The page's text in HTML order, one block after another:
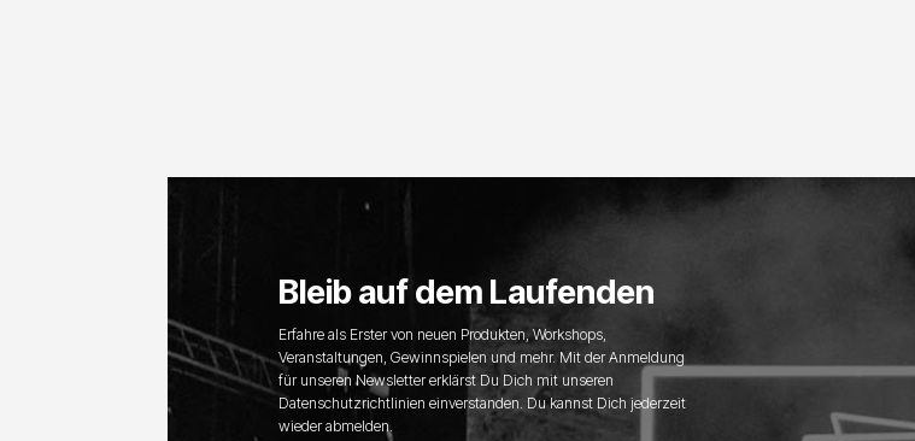
Bleib auf dem Laufenden
Erfahre als Erster von neuen Produkten, Workshops,
Veranstaltungen, Gewinnspielen und mehr. Mit der Anmeldung
für unseren Newsletter erklärst Du Dich mit unseren
Datenschutzrichtlinien einverstanden. Du kannst Dich jederzeit
wieder abmelden.